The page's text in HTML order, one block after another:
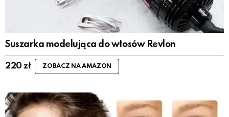
Suszarka modelująca do włosów Revlon
220zł ZOBACZ NA AMAZON